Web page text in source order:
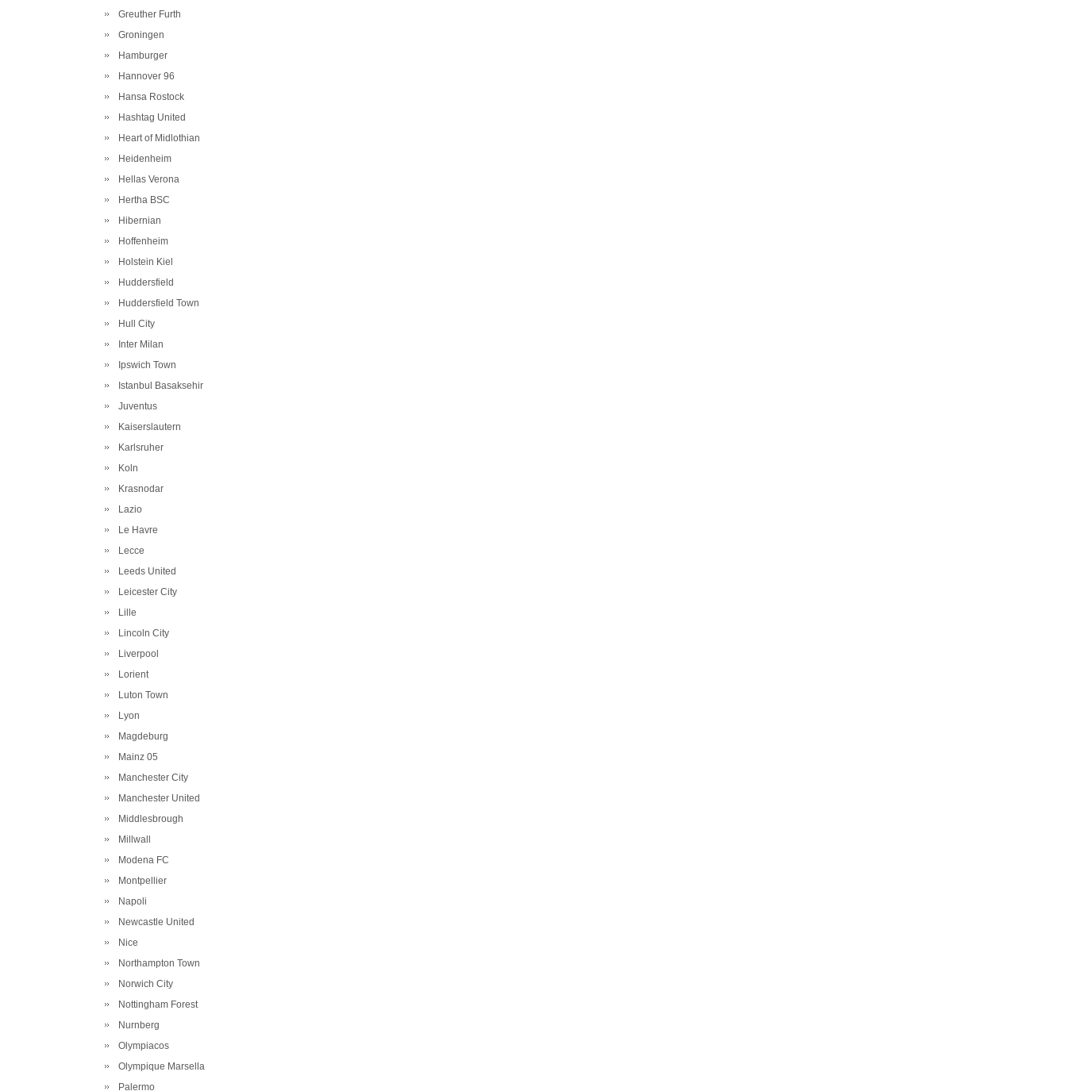
Greuther Furth
Groningen
Hamburger
Hannover 96
Hansa Rostock
Hashtag United
Heart of Midlothian
Heidenheim
Hellas Verona
Hertha BSC
Hibernian
Hoffenheim
Holstein Kiel
Huddersfield
Huddersfield Town
Hull City
Inter Milan
Ipswich Town
Istanbul Basaksehir
Juventus
Kaiserslautern
Karlsruher
Koln
Krasnodar
Lazio
Le Havre
Lecce
Leeds United
Leicester City
Lille
Lincoln City
Liverpool
Lorient
Luton Town
Lyon
Magdeburg
Mainz 05
Manchester City
Manchester United
Middlesbrough
Millwall
Modena FC
Montpellier
Napoli
Newcastle United
Nice
Northampton Town
Norwich City
Nottingham Forest
Nurnberg
Olympiacos
Olympique Marsella
Palermo